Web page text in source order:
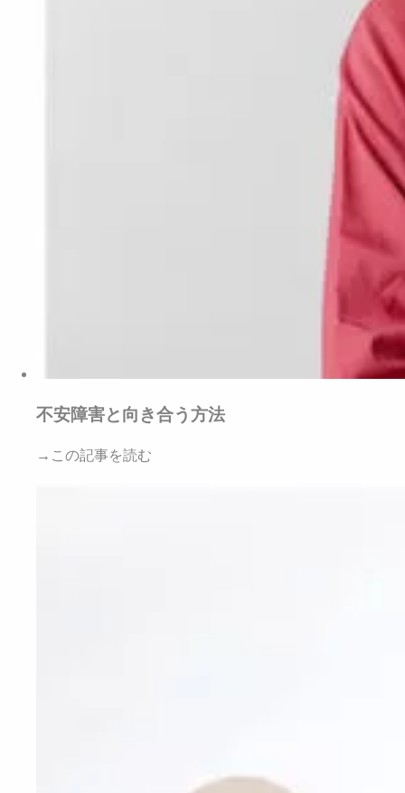
不安障害と向き合う方法
→この記事を読む